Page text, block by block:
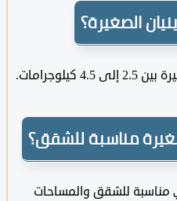
مناسبة للشقق؟
للشقق والمساحات